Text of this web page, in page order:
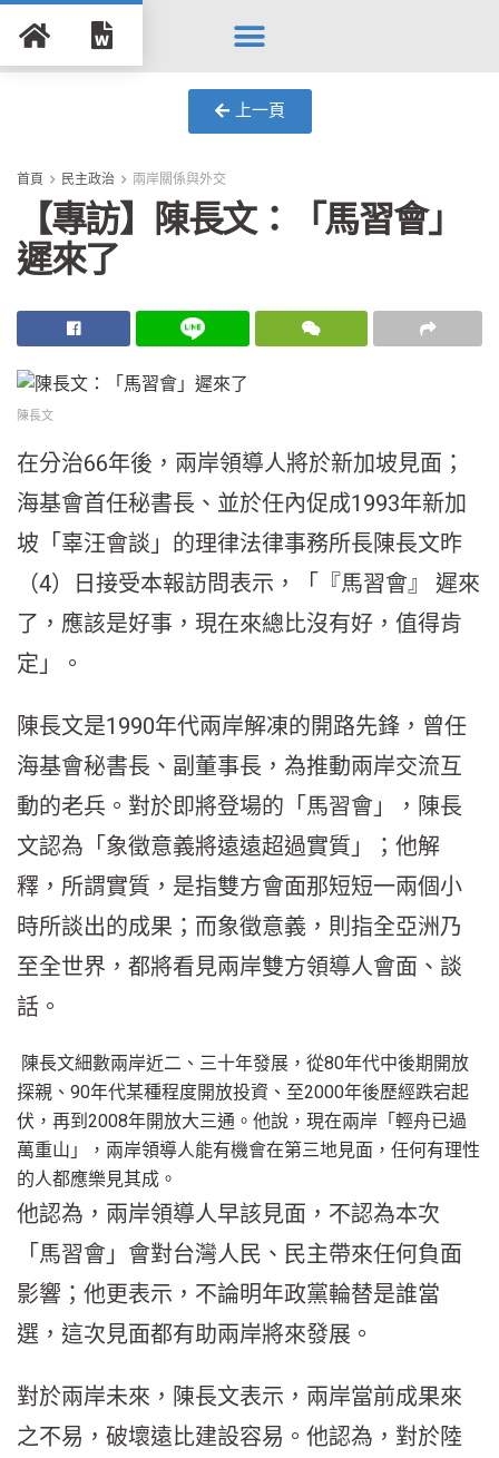
上一頁
首頁 民主政治 兩岸關係與外交
【專訪】陳長文：「馬習會」
遲來了
陳長文
在分治66年後，兩岸領導人將於新加坡見面；
海基會首任秘書長、並於任內促成1993年新加
坡「辜汪會談」的理律法律事務所長陳長文昨
（4）日接受本報訪問表示，「『馬習會』 遲來
了，應該是好事，現在來總比沒有好，值得肯
定」。
陳長文是1990年代兩岸解凍的開路先鋒，曾任
海基會秘書長、副董事長，為推動兩岸交流互
動的老兵。對於即將登場的「馬習會」，陳長
文認為「象徵意義將遠遠超過實質」；他解
釋，所謂實質，是指雙方會面那短短一兩個小
時所談出的成果；而象徵意義，則指全亞洲乃
至全世界，都將看見兩岸雙方領導人會面、談
話。
陳長文細數兩岸近二、三十年發展，從80年代中後期開放
探親、90年代某種程度開放投資、至2000年後歷經跌宕起
伏，再到2008年開放大三通。他說，現在兩岸「輕舟已過
萬重山」，兩岸領導人能有機會在第三地見面，任何有理性
的人都應樂見其成。
他認為，兩岸領導人早該見面，不認為本次
「馬習會」會對台灣人民、民主帶來任何負面
影響；他更表示，不論明年政黨輪替是誰當
選，這次見面都有助兩岸將來發展。
對於兩岸未來，陳長文表示，兩岸當前成果來
之不易，破壞遠比建設容易。他認為，對於陸